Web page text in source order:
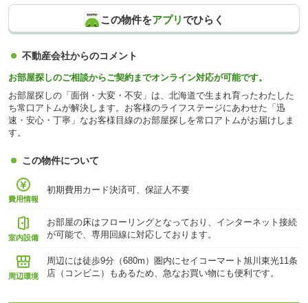
この物件をアプリでひらく
不動産会社からのコメント
お部屋探しのご相談からご契約までオンライン対応が可能です。
お部屋探しの「面倒・大変・不安」は、北海道で生まれ育ったわたした
ち常口アトムが解決します。お客様のライフステージにあわせた「迅
速・安心・丁寧」なお客様目線のお部屋探しを常口アトムがお届けしま
す。
この物件について
費用情報
初期費用カード決済可、保証人不要
室内設備
お部屋の床はフローリングとなっており、インターネット接続
が可能で、専用回線に対応しております。
周辺環境
周辺には徒歩9分（680m）圏内にセイコーマート旭川東光11条
店（コンビニ）もあるため、急なお買い物にも便利です。